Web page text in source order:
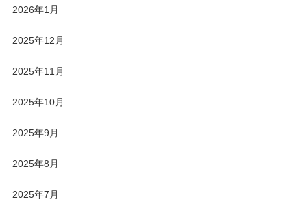
2026年1月
2025年12月
2025年11月
2025年10月
2025年9月
2025年8月
2025年7月